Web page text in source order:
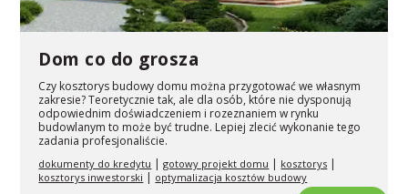
Dom co do grosza
Czy kosztorys budowy domu można przygotować we własnym
zakresie? Teoretycznie tak, ale dla osób, które nie dysponują
odpowiednim doświadczeniem i rozeznaniem w rynku
budowlanym to może być trudne. Lepiej zlecić wykonanie tego
zadania profesjonaliście.
dokumenty do kredytu |gotowy projekt domu | kosztorys |
kosztorys inwestorski | optymalizacja kosztów budowy